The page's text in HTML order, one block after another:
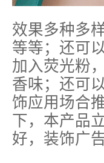
效果多种多
等等；还可
加入荧光粉
香味；还可
饰应用场合
下，本产品
好，装饰广